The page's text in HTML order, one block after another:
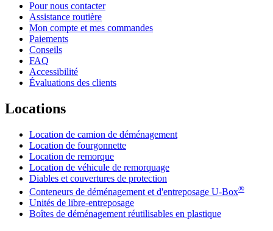
Pour nous contacter
Assistance routière
Mon compte et mes commandes
Paiements
Conseils
FAQ
Accessibilité
Évaluations des clients
Locations
Location de camion de déménagement
Location de fourgonnette
Location de remorque
Location de véhicule de remorquage
Diables et couvertures de protection
Conteneurs de déménagement et d'entreposage U-Box®
Unités de libre-entreposage
Boîtes de déménagement réutilisables en plastique